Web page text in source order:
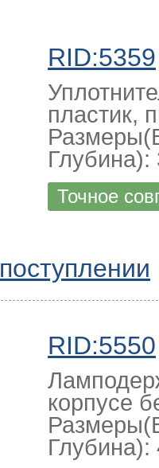
RID:5359
пластик,
Глубина):
Точное
RID:5550
корпусе
Глубина):